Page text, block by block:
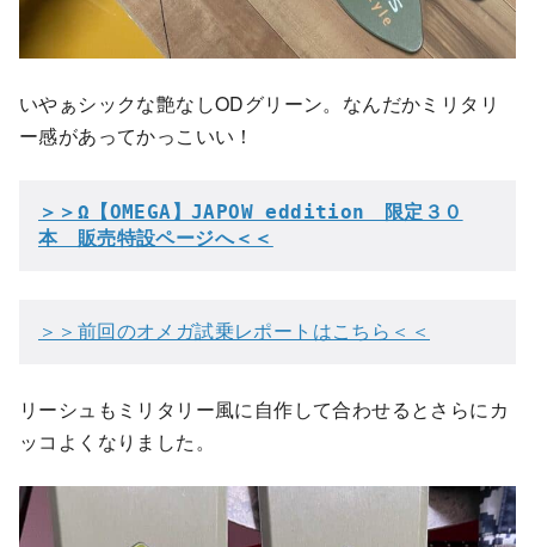
いやぁシックな艶なしODグリーン。なんだかミリタリ
ー感があってかっこいい！
＞＞Ω【OMEGA】JAPOW eddition　限定３０
本　販売特設ページへ＜＜
＞＞前回のオメガ試乗レポートはこちら＜＜
リーシュもミリタリー風に自作して合わせるとさらにカ
ッコよくなりました。